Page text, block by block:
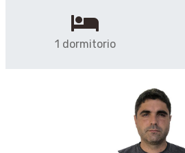
1 dormitorio